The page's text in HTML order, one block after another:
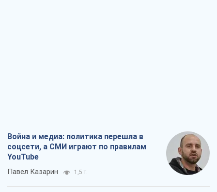
Война и медиа: политика перешла в
соцсети, а СМИ играют по правилам
YouTube
Павел Казарин 1,5 т.